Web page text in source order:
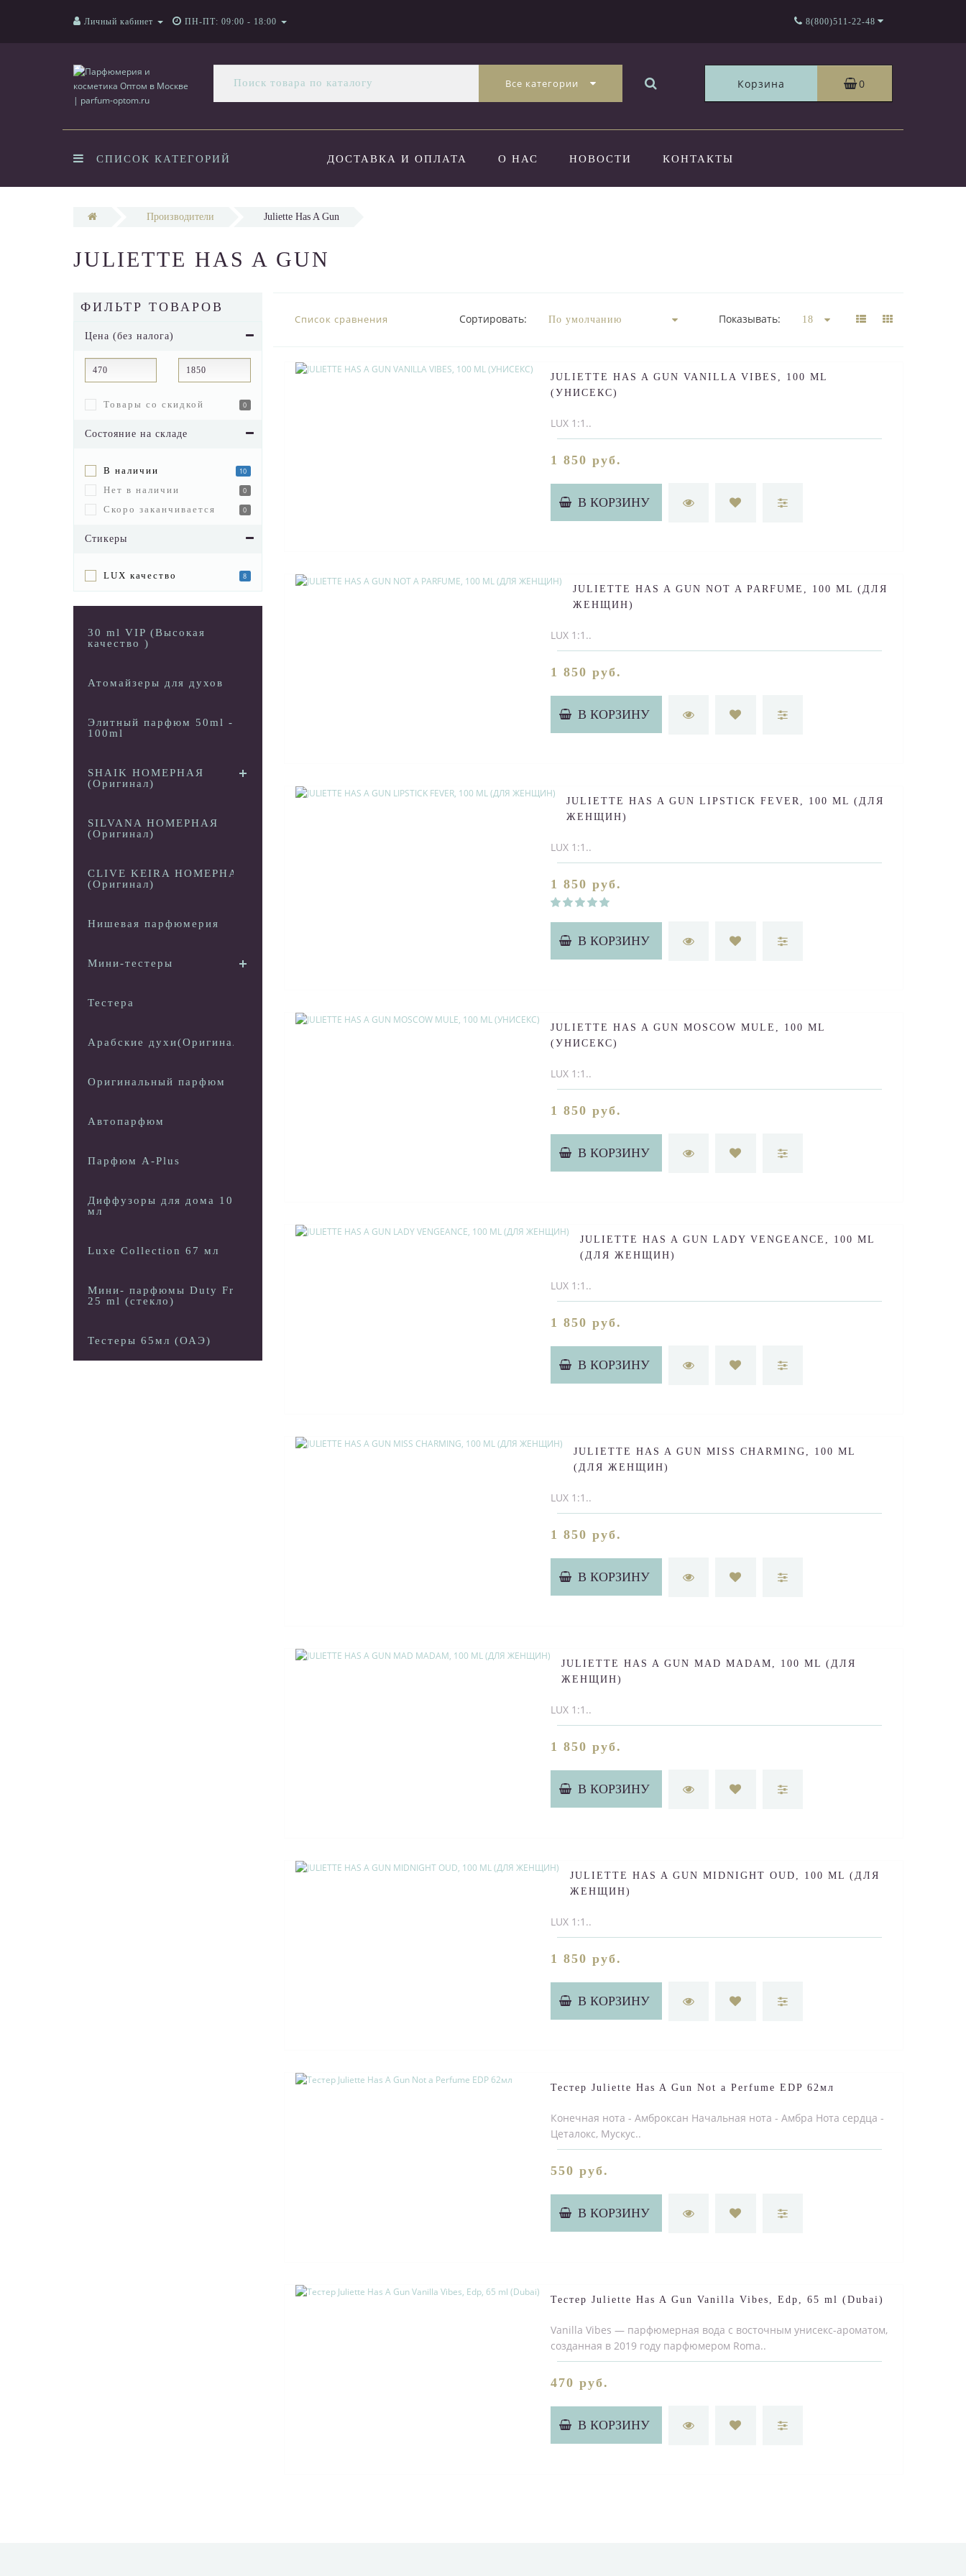
Личный кабинет ПН-ПТ: 09:00 - 18:00 8(800)511-22-48
Все категории Корзина 0
СПИСОК КАТЕГОРИЙ ДОСТАВКА И ОПЛАТА О НАС НОВОСТИ КОНТАКТЫ
Производители Juliette Has A Gun
JULIETTE HAS A GUN
ФИЛЬТР ТОВАРОВ
Цена (без налога)
Товары со скидкой 0
Состояние на складе
В наличии 10
Нет в наличии 0
Скоро заканчивается 0
Стикеры
LUX качество 8
30 ml VIP (Высокая
качество )
Атомайзеры для духов
Элитный парфюм 50ml -
100ml
SHAIK НОМЕРНАЯ
(Оригинал)
SILVANA НОМЕРНАЯ
(Оригинал)
CLIVE KEIRA НОМЕРНАЯ
(Оригинал)
Нишевая парфюмерия
Мини-тестеры
Тестера
Арабские духи(Оригинал)
Оригинальный парфюм
Автопарфюм
Парфюм A-Plus
Диффузоры для дома 100
мл
Luxe Collection 67 мл
Мини- парфюмы Duty Free
25 ml (стекло)
Тестеры 65мл (ОАЭ)
Список сравнения Сортировать: Показывать:
JULIETTE HAS A GUN VANILLA VIBES, 100 ML
(УНИСЕКС)
LUX 1:1..
1 850 руб.
В КОРЗИНУ
JULIETTE HAS A GUN NOT A PARFUME, 100 ML (ДЛЯ
ЖЕНЩИН)
LUX 1:1..
1 850 руб.
В КОРЗИНУ
JULIETTE HAS A GUN LIPSTICK FEVER, 100 ML (ДЛЯ
ЖЕНЩИН)
LUX 1:1..
1 850 руб.
В КОРЗИНУ
JULIETTE HAS A GUN MOSCOW MULE, 100 ML
(УНИСЕКС)
LUX 1:1..
1 850 руб.
В КОРЗИНУ
JULIETTE HAS A GUN LADY VENGEANCE, 100 ML
(ДЛЯ ЖЕНЩИН)
LUX 1:1..
1 850 руб.
В КОРЗИНУ
JULIETTE HAS A GUN MISS CHARMING, 100 ML
(ДЛЯ ЖЕНЩИН)
LUX 1:1..
1 850 руб.
В КОРЗИНУ
JULIETTE HAS A GUN MAD MADAM, 100 ML (ДЛЯ
ЖЕНЩИН)
LUX 1:1..
1 850 руб.
В КОРЗИНУ
JULIETTE HAS A GUN MIDNIGHT OUD, 100 ML (ДЛЯ
ЖЕНЩИН)
LUX 1:1..
1 850 руб.
В КОРЗИНУ
Тестер Juliette Has A Gun Not a Perfume EDP 62мл
Конечная нота - Амброксан Начальная нота - Амбра Нота сердца -
Цеталокс, Мускус..
550 руб.
В КОРЗИНУ
Тестер Juliette Has A Gun Vanilla Vibes, Edp, 65 ml (Dubai)
Vanilla Vibes — парфюмерная вода с восточным унисекс-ароматом,
созданная в 2019 году парфюмером Roma..
470 руб.
В КОРЗИНУ